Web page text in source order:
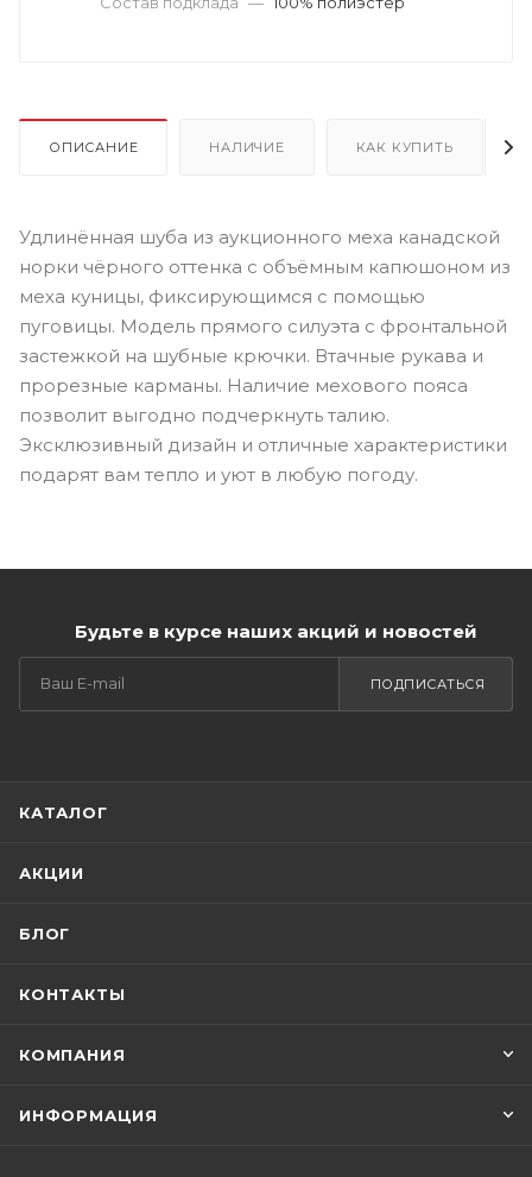
ОПИСАНИЕ НАЛИЧИЕ КАК КУПИТЬ
Удлинённая шуба из аукционного меха канадской
норки чёрного оттенка с объёмным капюшоном из
меха куницы, фиксирующимся с помощью
пуговицы. Модель прямого силуэта с фронтальной
застежкой на шубные крючки. Втачные рукава и
прорезные карманы. Наличие мехового пояса
позволит выгодно подчеркнуть талию.
Эксклюзивный дизайн и отличные характеристики
подарят вам тепло и уют в любую погоду.
Будьте в курсе наших акций и новостей
ПОДПИСАТЬСЯ
КАТАЛОГ
АКЦИИ
БЛОГ
КОНТАКТЫ
КОМПАНИЯ
ИНФОРМАЦИЯ